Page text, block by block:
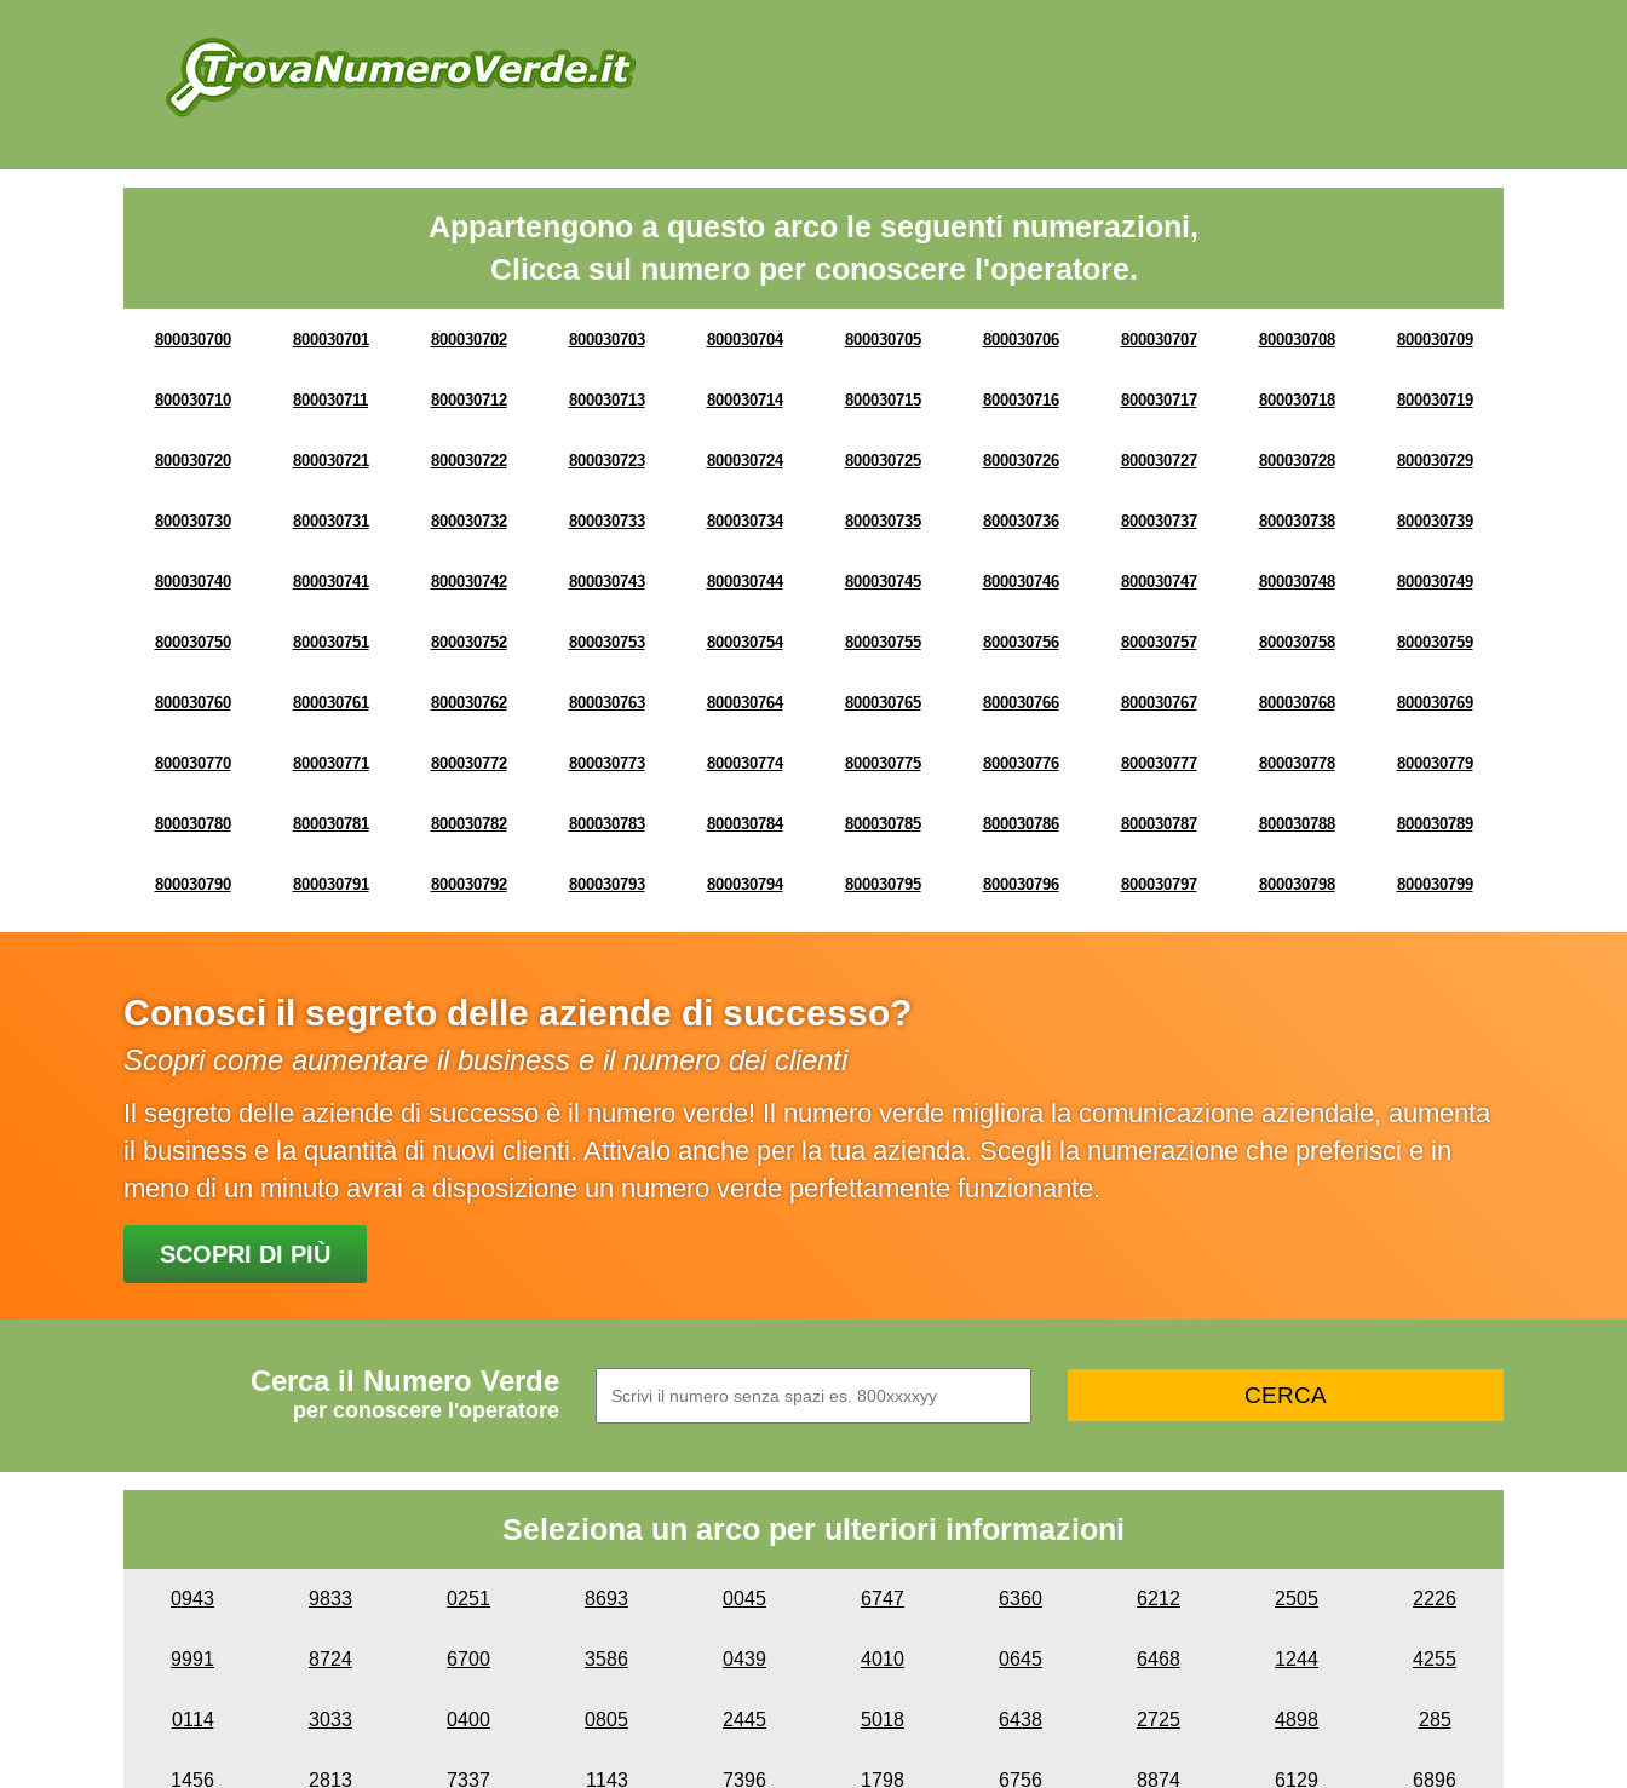
Appartengono a questo arco le seguenti numerazioni,
Clicca sul numero per conoscere l'operatore.
800030700 800030701 800030702 800030703 800030704 800030705 800030706 800030707 800030708 800030709
800030710 800030711 800030712 800030713 800030714 800030715 800030716 800030717 800030718 800030719
800030720 800030721 800030722 800030723 800030724 800030725 800030726 800030727 800030728 800030729
800030730 800030731 800030732 800030733 800030734 800030735 800030736 800030737 800030738 800030739
800030740 800030741 800030742 800030743 800030744 800030745 800030746 800030747 800030748 800030749
800030750 800030751 800030752 800030753 800030754 800030755 800030756 800030757 800030758 800030759
800030760 800030761 800030762 800030763 800030764 800030765 800030766 800030767 800030768 800030769
800030770 800030771 800030772 800030773 800030774 800030775 800030776 800030777 800030778 800030779
800030780 800030781 800030782 800030783 800030784 800030785 800030786 800030787 800030788 800030789
800030790 800030791 800030792 800030793 800030794 800030795 800030796 800030797 800030798 800030799
Conosci il segreto delle aziende di successo?
Scopri come aumentare il business e il numero dei clienti
Il segreto delle aziende di successo è il numero verde! Il numero verde migliora la comunicazione aziendale, aumenta
il business e la quantità di nuovi clienti. Attivalo anche per la tua azienda. Scegli la numerazione che preferisci e in
meno di un minuto avrai a disposizione un numero verde perfettamente funzionante.
SCOPRI DI PIÙ
Cerca il Numero Verde
per conoscere l'operatore
Seleziona un arco per ulteriori informazioni
0943 9833 0251 8693 0045 6747 6360 6212 2505 2226
9991 8724 6700 3586 0439 4010 0645 6468 1244 4255
0114 3033 0400 0805 2445 5018 6438 2725 4898 285
1456 2813 7337 1143 7396 1798 6756 8874 6129 6896